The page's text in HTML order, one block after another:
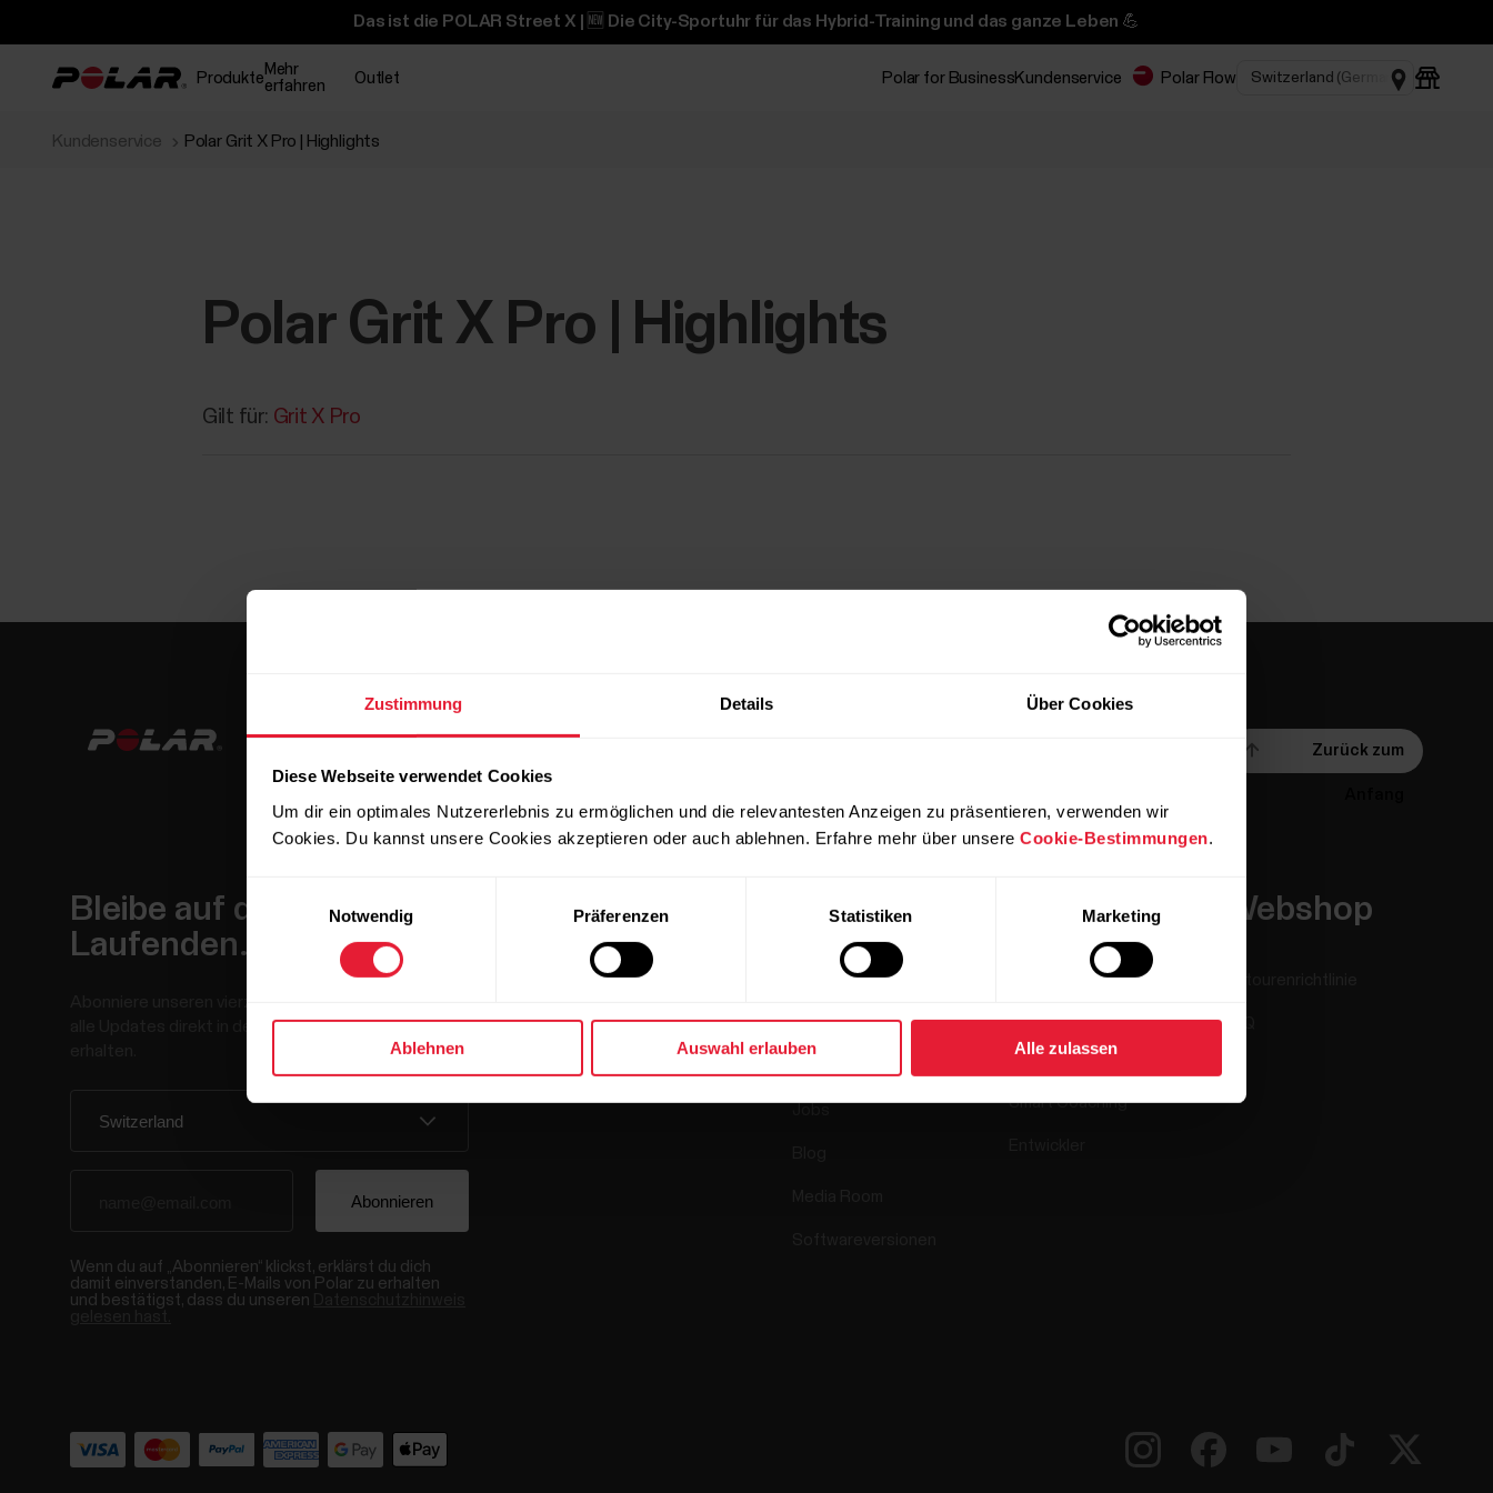
Zustimmung Details Über Cookies
Diese Webseite verwendet Cookies
Um dir ein optimales Nutzererlebnis zu ermöglichen und die relevantesten Anzeigen zu präsentieren, verwenden wir
Cookies. Du kannst unsere Cookies akzeptieren oder auch ablehnen. Erfahre mehr über unsere Cookie-Bestimmungen.
Notwendig
Präferenzen Statistiken Marketing
Ablehnen Auswahl erlauben Alle zulassen
Das ist die POLAR Street X | 🆕 Die City-Sportuhr für das Hybrid-Training und das ganze Leben 💪
Produkte Mehr
erfahren
Outlet Polar for BusinessKundenservice Polar Flow
Kundenservice Polar Grit X Pro | Highlights
Polar Grit X Pro | Highlights
Gilt für: Grit X Pro
Zurück zum
Bleibe auf dem
Laufenden.
alle Updates direkt in deinen Posteingang zu
Wenn du auf „Abonnieren“ klickst, erklärst du dich
damit einverstanden, E-Mails von Polar zu erhalten
und bestätigst, dass du unseren
Produkte
Uhren
Sensoren
Über Polar
Wer wir sind
Science
Apps &
Dienste
Polar Flow
Kompatible Apps
Smart Coaching
Webshop